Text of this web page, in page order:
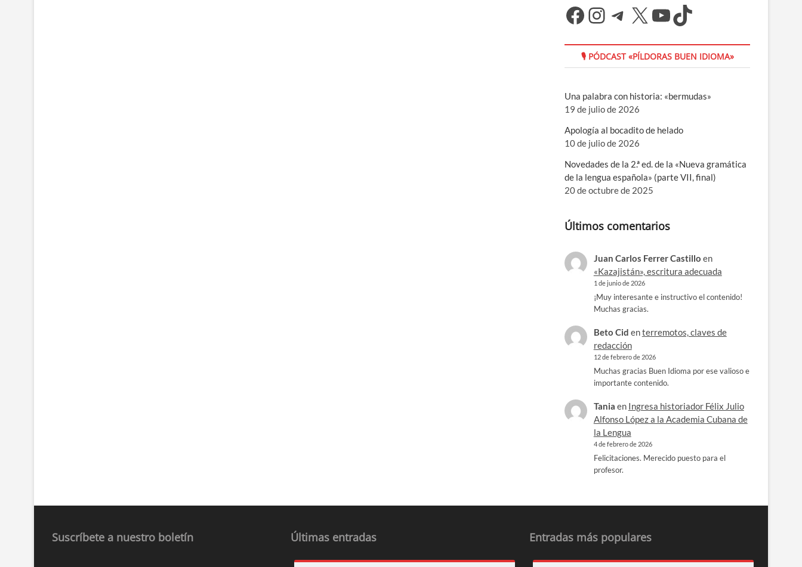
Facebook
Instagram
Telegram
X YouTube
TikTok
🎙 PÓDCAST «PÍLDORAS BUEN IDIOMA»
Una palabra con historia: «bermudas»
19 de julio de 2026
Apología al bocadito de helado
10 de julio de 2026
Novedades de la 2.ª ed. de la «Nueva gramática
de la lengua española» (parte VII, final)
20 de octubre de 2025
Últimos comentarios
Juan Carlos Ferrer Castillo en
«Kazajistán», escritura adecuada
1 de junio de 2026
¡Muy interesante e instructivo el contenido!
Muchas gracias.
Beto Cid enterremotos, claves de
redacción
12 de febrero de 2026
Muchas gracias Buen Idioma por ese valioso e
importante contenido.
Tania en Ingresa historiador Félix Julio
Alfonso López a la Academia Cubana de
la Lengua
4 de febrero de 2026
Felicitaciones. Merecido puesto para el
profesor.
Suscríbete a nuestro boletín Últimas entradas Entradas más populares